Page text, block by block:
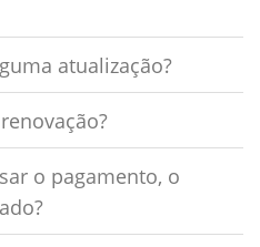
atualização?
o pagamento, o